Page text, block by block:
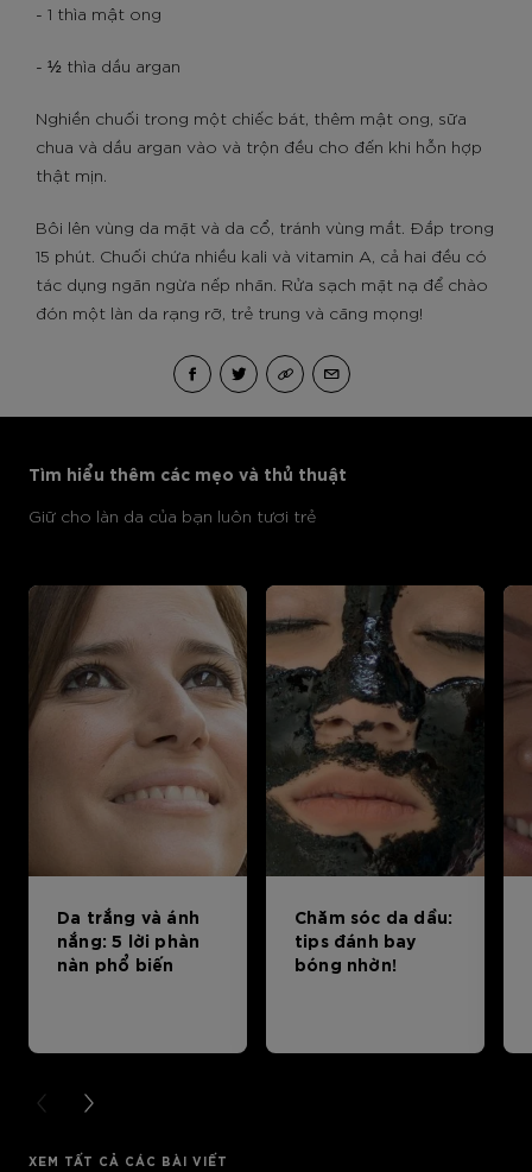
- 1 thìa mật ong
- ½ thìa dầu argan
Nghiền chuối trong một chiếc bát, thêm mật ong, sữa
chua và dầu argan vào và trộn đều cho đến khi hỗn hợp
thật mịn.
Bôi lên vùng da mặt và da cổ, tránh vùng mắt. Đắp trong
15 phút. Chuối chứa nhiều kali và vitamin A, cả hai đều có
tác dụng ngăn ngừa nếp nhăn. Rửa sạch mặt nạ để chào
đón một làn da rạng rỡ, trẻ trung và căng mọng!
Tìm hiểu thêm các mẹo và thủ thuật
Giữ cho làn da của bạn luôn tươi trẻ
Da trắng và ánh
nắng: 5 lời phàn
nàn phổ biến
Chăm sóc da dầu:
tips đánh bay
bóng nhờn!
PREVIOUS CARD
NEXT CARD
XEM TẤT CẢ CÁC BÀI VIẾT